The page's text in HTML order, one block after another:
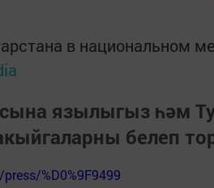
в национальном
язылыгыз һәм
белеп
%D0%9F9499